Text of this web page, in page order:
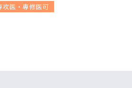
攻医・専修医可